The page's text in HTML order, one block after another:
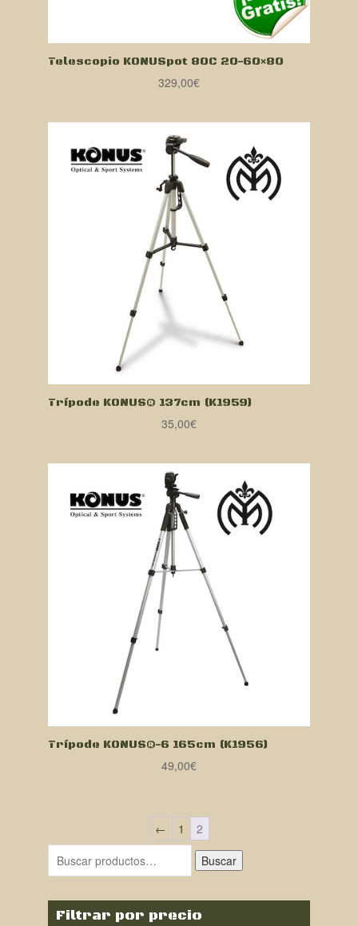
Telescopio KONUSpot 80C 20-60×80
329,00€
Trípode KONUS® 137cm (K1959)
35,00€
Trípode KONUS®-6 165cm (K1956)
49,00€
← 1
2
Buscar
Filtrar por precio